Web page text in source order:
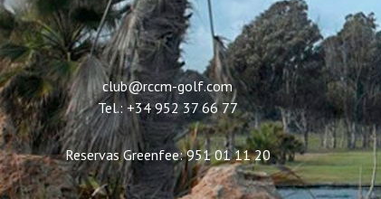
club@rccm-golf.com
Tel.: +34 952 37 66 77
Reservas Greenfee: 951 01 11 20